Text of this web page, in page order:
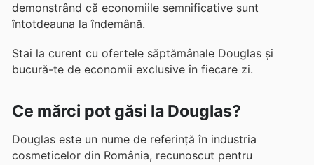
demonstrând că economiile semnificative sunt
întotdeauna la îndemână.
Stai la curent cu ofertele săptămânale Douglas și
bucură-te de economii exclusive în fiecare zi.
Ce mărci pot găsi la Douglas?
Douglas este un nume de referință în industria
cosmeticelor din România, recunoscut pentru